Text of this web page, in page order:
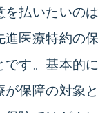
を払いたいの
進医療特約の
です。基本的
が保障の対象